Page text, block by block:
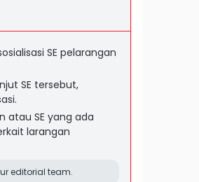
SE pelarangan
SE tersebut,
SE yang ada
larangan
editorial team.